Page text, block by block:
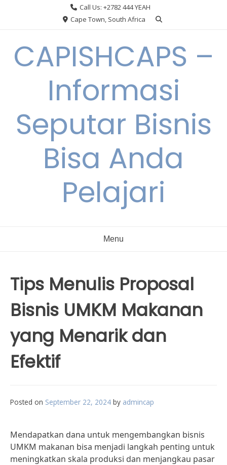
Call Us: +2782 444 YEAH
Cape Town, South Africa
CAPISHCAPS –
Informasi
Seputar Bisnis
Bisa Anda
Pelajari
Menu
Tips Menulis Proposal
Bisnis UMKM Makanan
yang Menarik dan
Efektif
Posted on September 22, 2024 by admincap
Mendapatkan dana untuk mengembangkan bisnis
UMKM makanan bisa menjadi langkah penting untuk
meningkatkan skala produksi dan menjangkau pasar